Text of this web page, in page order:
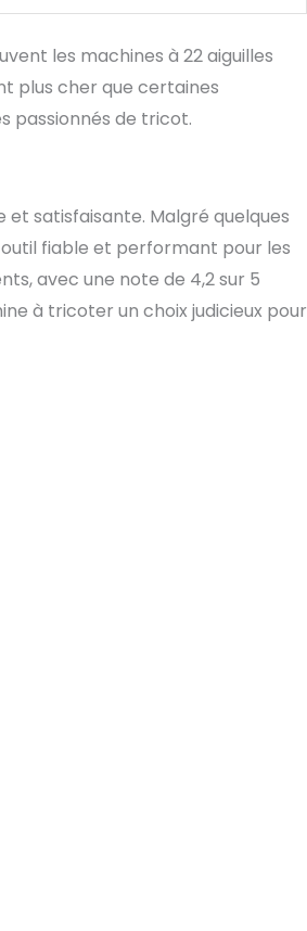
les machines à 22 aiguilles
plus cher que certaines
passionnés de tricot.
satisfaisante. Malgré quelques
fiable et performant pour les
avec une note de 4,2 sur 5
à tricoter un choix judicieux pour